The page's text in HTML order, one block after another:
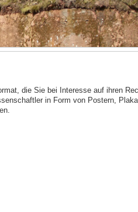
die Sie bei Interesse auf ihren
in Form von Postern,